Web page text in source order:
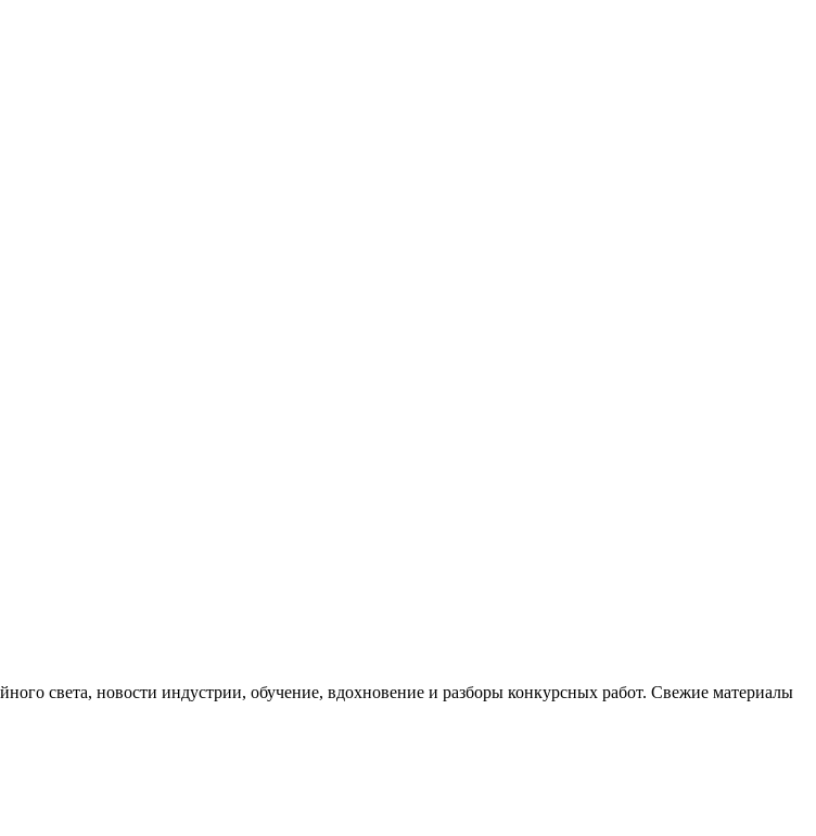
света, новости индустрии, обучение, вдохновение и разборы конкурсных работ. Свежие материалы